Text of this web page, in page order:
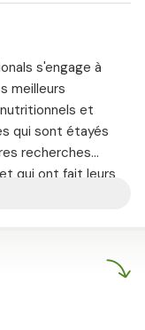
s'engage à
meilleurs
et
qui sont étayés
recherches
qui ont fait leurs